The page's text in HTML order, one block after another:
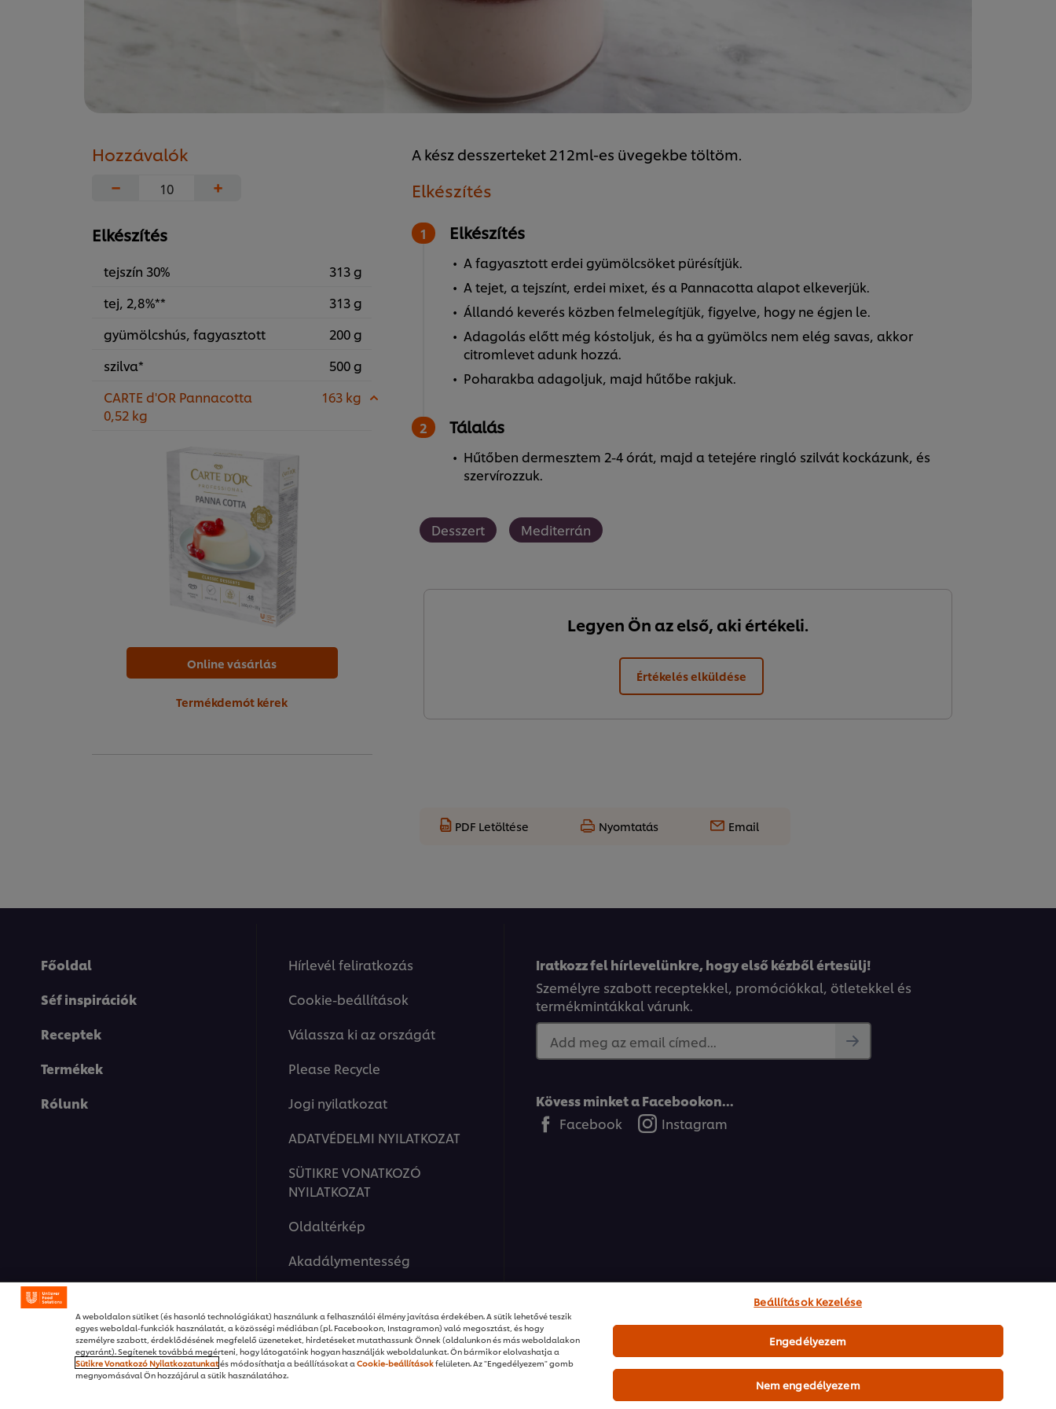
Hozzávalók
−
+
Elkészítés
tejszín 30%
313 g
tej, 2,8%**
313 g
gyümölcshús, fagyasztott
200 g
szilva*
500 g
CARTE d'OR Pannacotta
0,52 kg
163 kg
Online vásárlás
Termékdemót kérek
A kész desszerteket 212ml-es üvegekbe töltöm.
Elkészítés
Elkészítés
A fagyasztott erdei gyümölcsöket pürésítjük.
A tejet, a tejszínt, erdei mixet, és a Pannacotta alapot elkeverjük.
Állandó keverés közben felmelegítjük, figyelve, hogy ne égjen le.
Adagolás előtt még kóstoljuk, és ha a gyümölcs nem elég savas, akkor
citromlevet adunk hozzá.
Poharakba adagoljuk, majd hűtőbe rakjuk.
Tálalás
Hűtőben dermesztem 2-4 órát, majd a tetejére ringló szilvát kockázunk, és
szervírozzuk.
Desszert Mediterrán
Legyen Ön az első, aki értékeli.
Értékelés elküldése
PDF Letöltése Nyomtatás Email
Főoldal
Séf inspirációk
Receptek
Termékek
Rólunk
Hírlevél feliratkozás
Cookie-beállítások
Válassza ki az országát
Please Recycle
Jogi nyilatkozat
ADATVÉDELMI NYILATKOZAT
SÜTIKRE VONATKOZÓ
NYILATKOZAT
Oldaltérkép
Akadálymentesség
Iratkozz fel hírlevelünkre, hogy első kézből értesülj!
Személyre szabott receptekkel, promóciókkal, ötletekkel és
termékmintákkal várunk.
Add meg az email címed...
Kövess minket a Facebookon...
Facebook
Instagram
© 2026 Unilever Food Solutions I Minden jog fenntartva
A weboldalon sütiket (és hasonló technológiákat) használunk a felhasználói élmény javítása érdekében. A sütik lehetővé teszik
egyes weboldal-funkciók használatát, a közösségi médiában (pl. Facebookon, Instagramon) való megosztást, és hogy
személyre szabott, érdeklődésének megfelelő üzeneteket, hirdetéseket mutathassunk Önnek (oldalunkon és más weboldalakon
egyaránt). Segítenek továbbá megérteni, hogy látogatóink hogyan használják weboldalunkat. Ön bármikor elolvashatja a
Sütikre Vonatkozó Nyilatkozatunkatés módosíthatja a beállításokat a Cookie-beállításokfelületen. Az "Engedélyezem" gomb
megnyomásával Ön hozzájárul a sütik használatához.
Beállítások Kezelése
Nem engedélyezem
Engedélyezem